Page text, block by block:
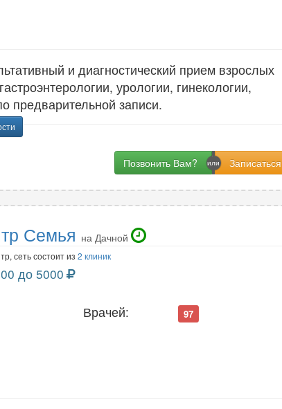
и диагностический прием взрослых
урологии, гинекологии,
предварительной записи.
Позвонить Вам?
Семья на Дачной
сеть состоит из 2 клиник
до 5000
Врачей: 97